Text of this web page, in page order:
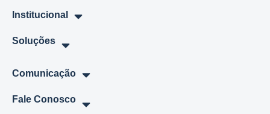
Institucional
Soluções
Comunicação
Fale Conosco